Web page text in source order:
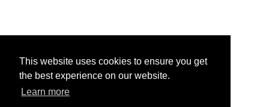
This website uses cookies to ensure you get
the best experience on our website.
Learn more